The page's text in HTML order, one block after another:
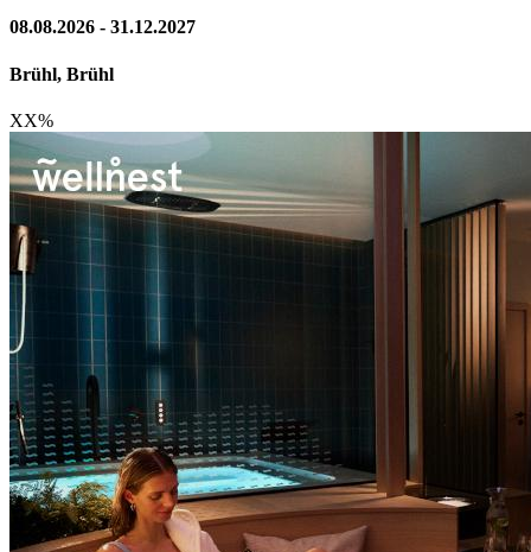
08.08.2026 - 31.12.2027
Brühl, Brühl
XX%